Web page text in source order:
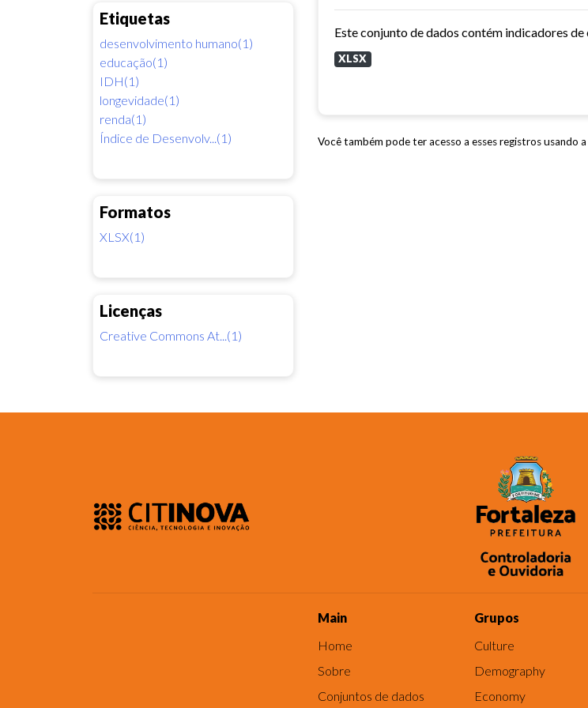
Etiquetas
desenvolvimento humano(1)
educação(1)
IDH(1)
longevidade(1)
renda(1)
Índice de Desenvolv...(1)
Formatos
XLSX(1)
Licenças
Creative Commons At...(1)
XLSX
Você também pode ter acesso a esses registros usando a
Main
Home
Sobre
Conjuntos de dados
Grupos
Culture
Demography
Economy